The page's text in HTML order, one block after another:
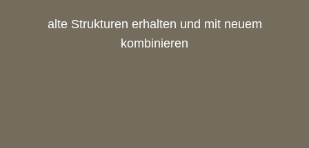
alte Strukturen erhalten und mit neuem
kombinieren